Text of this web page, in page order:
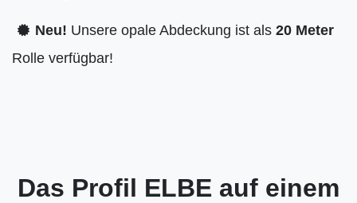
Neu! Unsere opale Abdeckung ist als 20 Meter
Rolle verfügbar!
Das Profil ELBE auf einem